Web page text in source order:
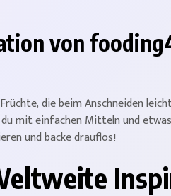
von
die beim Anschneiden
mit einfachen Mitteln und
und backe drauflos!